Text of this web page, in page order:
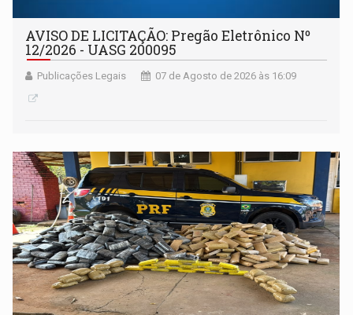
AVISO DE LICITAÇÃO: Pregão Eletrônico Nº
12/2026 - UASG 200095
Publicações Legais 07 de Agosto de 2026 às 16:09